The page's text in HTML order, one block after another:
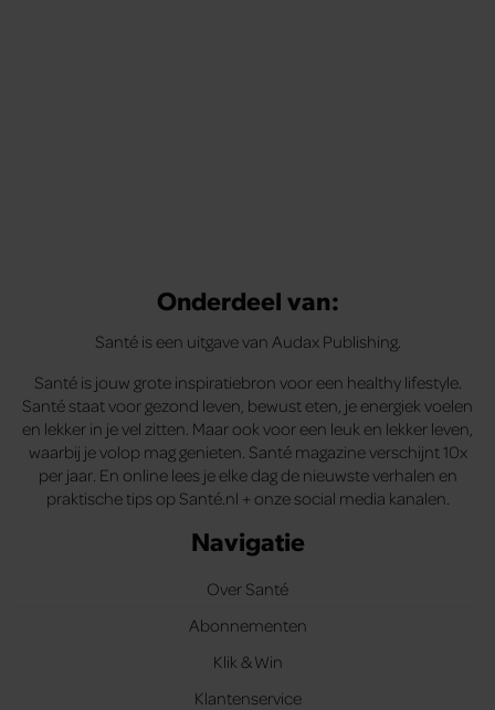
Onderdeel van:
Santé is een uitgave van Audax Publishing.
Santé is jouw grote inspiratiebron voor een healthy lifestyle.
Santé staat voor gezond leven, bewust eten, je energiek voelen
en lekker in je vel zitten. Maar ook voor een leuk en lekker leven,
waarbij je volop mag genieten. Santé magazine verschijnt 10x
per jaar. En online lees je elke dag de nieuwste verhalen en
praktische tips op Santé.nl + onze social media kanalen.
Navigatie
Over Santé
Abonnementen
Klik & Win
Klantenservice